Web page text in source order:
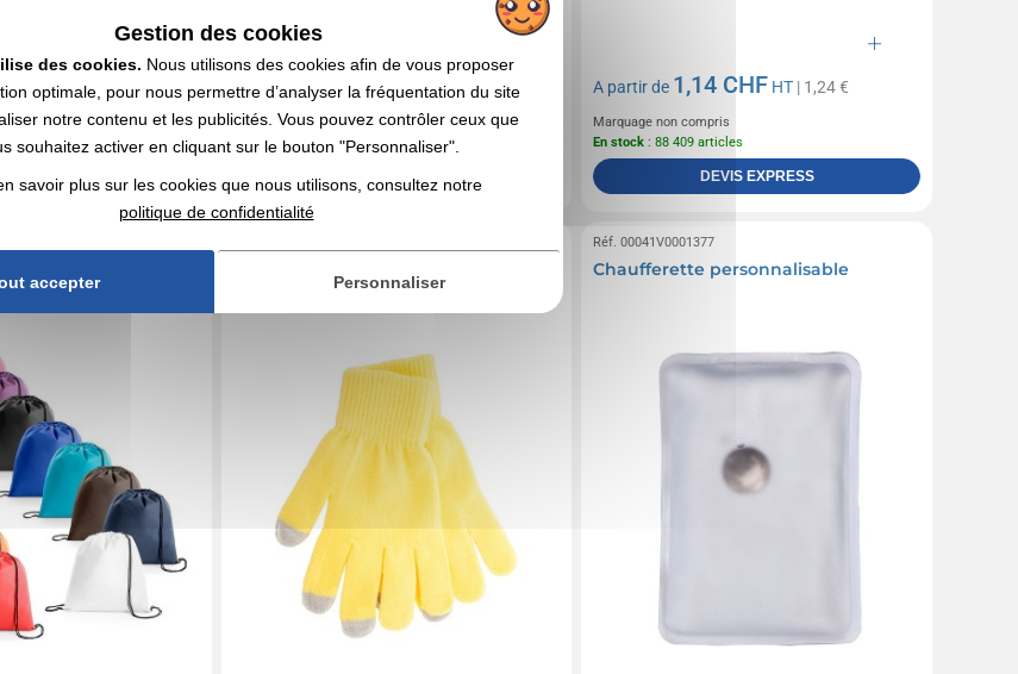
HT| 1,44 €
EXPRESS
A partir de2,38 CHFHT| 2,60 €
Marquage non compris
En stock: 88 600 articles
DEVIS EXPRESS
A partir de 1,14 CHF HT | 1,24 €
Marquage non compris
En stock : 88 409 articles
DEVIS EXPRESS
Réf. 00041V0001377
Chaufferette personnalisable
Gestion des cookies
des cookies. Nous utilisons des cookies afin de vous proposer
optimale, pour nous permettre d’analyser la fréquentation du site
notre contenu et les publicités. Vous pouvez contrôler ceux que
souhaitez activer en cliquant sur le bouton "Personnaliser".
savoir plus sur les cookies que nous utilisons, consultez notre
politique de confidentialité
accepter Personnaliser